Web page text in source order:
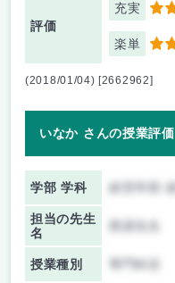
評価
充実 5
楽単 4
(2018/01/04) [2662962]
いなか さんの授業評価
学部 学科
担当の先生
名
授業種別